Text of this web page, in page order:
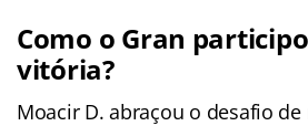
Como o Gran
vitória?
Moacir D. abraçou o desafio